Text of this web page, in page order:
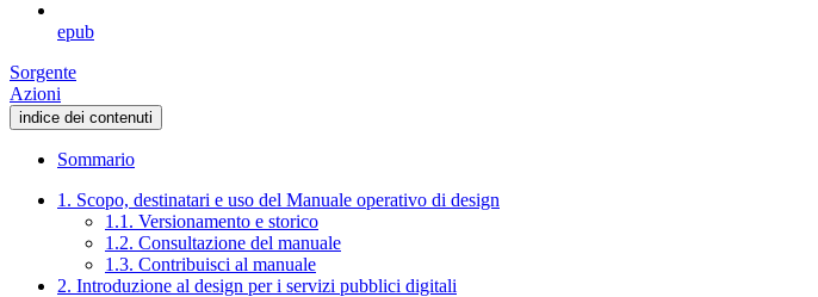
epub
Sorgente
Azioni
indice dei contenuti
Sommario
1. Scopo, destinatari e uso del Manuale operativo di design
1.1. Versionamento e storico
1.2. Consultazione del manuale
1.3. Contribuisci al manuale
2. Introduzione al design per i servizi pubblici digitali